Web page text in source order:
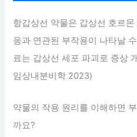
항갑상선 약물은 갑상선 호르
응과 연관된 부작용이 나타날
료는 갑상선 세포 파괴로 증상
임상내분비학 2023)
약물의 작용 원리를 이해하면
까요?